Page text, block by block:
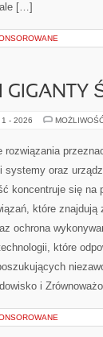
[…]
GIGANTY
1 - 2026
rozwiązania
oraz
koncentruje się na
które
ochrona
które
i